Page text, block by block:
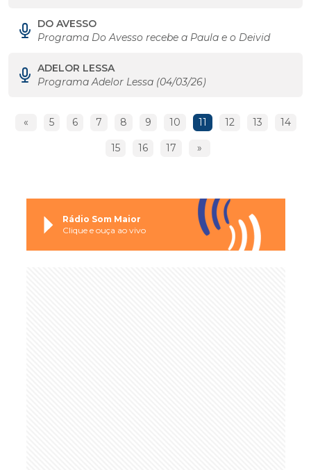
DO AVESSO
Programa Do Avesso recebe a Paula e o Deivid
ADELOR LESSA
Programa Adelor Lessa (04/03/26)
« 5 6 7 8 9 10 11 12 13 14
15 16 17 »
Rádio Som Maior
Clique e ouça ao vivo